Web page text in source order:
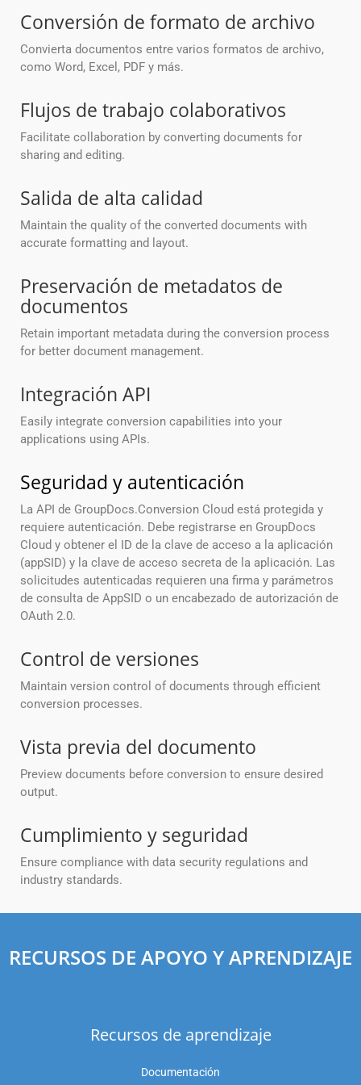
Conversión de formato de archivo
Convierta documentos entre varios formatos de archivo,
como Word, Excel, PDF y más.
Flujos de trabajo colaborativos
Facilitate collaboration by converting documents for
sharing and editing.
Salida de alta calidad
Maintain the quality of the converted documents with
accurate formatting and layout.
Preservación de metadatos de
documentos
Retain important metadata during the conversion process
for better document management.
Integración API
Easily integrate conversion capabilities into your
applications using APIs.
Seguridad y autenticación
La API de GroupDocs.Conversion Cloud está protegida y
requiere autenticación. Debe registrarse en GroupDocs
Cloud y obtener el ID de la clave de acceso a la aplicación
(appSID) y la clave de acceso secreta de la aplicación. Las
solicitudes autenticadas requieren una firma y parámetros
de consulta de AppSID o un encabezado de autorización de
OAuth 2.0.
Control de versiones
Maintain version control of documents through efficient
conversion processes.
Vista previa del documento
Preview documents before conversion to ensure desired
output.
Cumplimiento y seguridad
Ensure compliance with data security regulations and
industry standards.
RECURSOS DE APOYO Y APRENDIZAJE
Recursos de aprendizaje
Documentación